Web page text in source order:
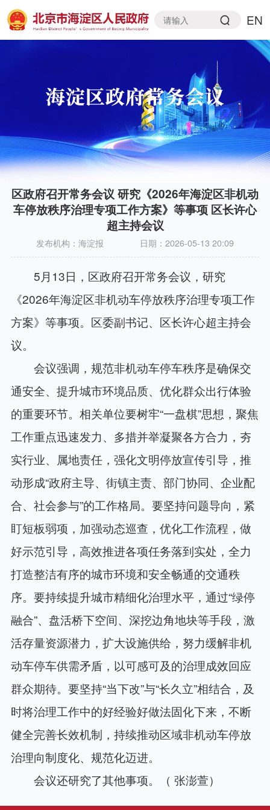
EN
区政府召开常务会议 研究《2026年海淀区非机动
车停放秩序治理专项工作方案》等事项 区长许心
超主持会议
发布机构：海淀报 日期： 2026-05-13 20:09
5月13日，区政府召开常务会议，研究
《2026年海淀区非机动车停放秩序治理专项工作
方案》等事项。区委副书记、区长许心超主持会
议。
会议强调，规范非机动车停车秩序是确保交
通安全、提升城市环境品质、优化群众出行体验
的重要环节。相关单位要树牢“一盘棋”思想，聚焦
工作重点迅速发力、多措并举凝聚各方合力，夯
实行业、属地责任，强化文明停放宣传引导，推
动形成“政府主导、街镇主责、部门协同、企业配
合、社会参与”的工作格局。要坚持问题导向，紧
盯短板弱项，加强动态巡查，优化工作流程，做
好示范引导，高效推进各项任务落到实处，全力
打造整洁有序的城市环境和安全畅通的交通秩
序。要持续提升城市精细化治理水平，通过“绿停
融合”、盘活桥下空间、深挖边角地块等手段，激
活存量资源潜力，扩大设施供给，努力缓解非机
动车停车供需矛盾，以可感可及的治理成效回应
群众期待。要坚持“当下改”与“长久立”相结合，及
时将治理工作中的好经验好做法固化下来，不断
健全完善长效机制，持续推动区域非机动车停放
治理向制度化、规范化迈进。
会议还研究了其他事项。（ 张澎萱）